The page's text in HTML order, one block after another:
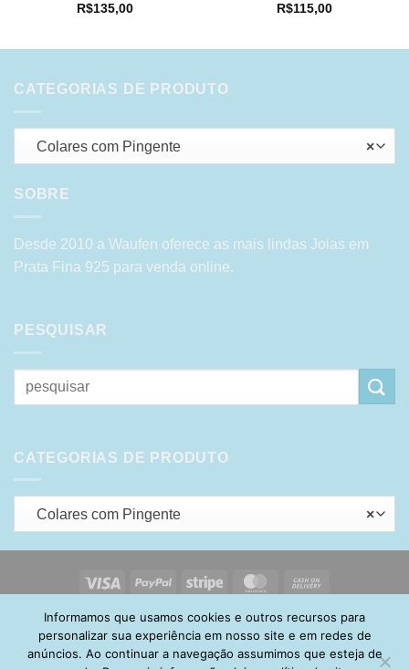
R$135,00
R$115,00
CATEGORIAS DE PRODUTO
×
Colares com Pingente
SOBRE
Desde 2010 a Waufen oferece as mais lindas Joias em
Prata Fina 925 para venda online.
PESQUISAR
Pesquisar
por:
CATEGORIAS DE PRODUTO
×
Colares com Pingente
Visa PayPal Stripe MasterCard
Delivery
HOME SOBRE POLÍTICA DE PRIVACIDADE
ENTREGA
TROCA E DEVOLUÇÃO
GARANTIA FAQ
CARRINHO
MINHA CONTA
Informamos que usamos cookies e outros recursos para
personalizar sua experiência em nosso site e em redes de
anúncios. Ao continuar a navegação assumimos que esteja de